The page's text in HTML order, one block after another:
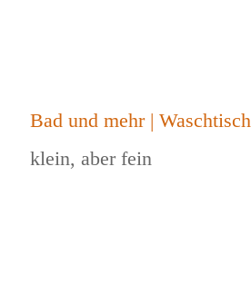
Bad und mehr | Waschtisch
klein, aber fein